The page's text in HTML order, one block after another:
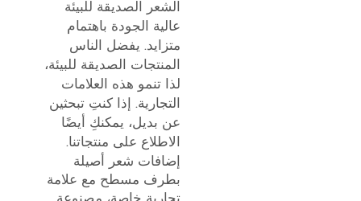
الشعر الصديقة للبيئة
عالية الجودة باهتمام
متزايد. يفضل الناس
المنتجات الصديقة للبيئة،
لذا تنمو هذه العلامات
التجارية. إذا كنتِ تبحثين
عن بديل، يمكنكِ أيضًا
الاطلاع على منتجاتنا.
إضافات شعر أصيلة
بطرف مسطح مع علامة